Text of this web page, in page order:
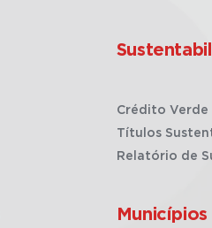
Crédito Verde
Títulos
Relatório de
Municípios